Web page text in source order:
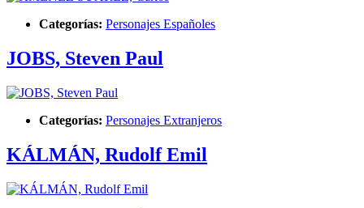
Categorías: Personajes Españoles
JOBS, Steven Paul
Categorías: Personajes Extranjeros
KÁLMÁN, Rudolf Emil